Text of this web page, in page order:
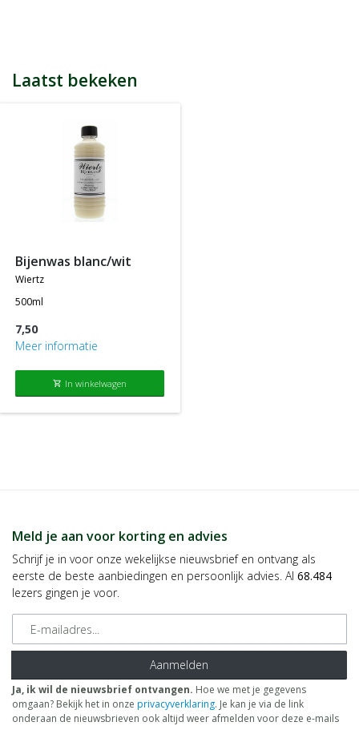
Tijdens het afrekenen zie je dan onderaan een optie om je
spaarpunten in te wisselen, 100 spaarpunten = € 5 korting, 200
In jouw accountgegevens kun je altijd jou actuele aantal
spaarpunten bekijken.
LET OP: Je ontvangt geen spaarpunten op producten die al tegen
een bepaalde actieprijs of met een bepaalde korting worden
aangeboden, m.a.w. je ontvangt alleen spaarpunten op
producten die tegen de normale of standaard verkoopprijs
Laatst bekeken
bijenwas blanc/wit
wiertz
500ml
7,50
Meer informatie
shopping_cart In winkelwagen
Meld je aan voor korting en advies
Schrijf je in voor onze wekelijkse nieuwsbrief en ontvang als
eerste de beste aanbiedingen en persoonlijk advies. Al 68.484
lezers gingen je voor.
E-mailadres
Aanmelden
Ja, ik wil de nieuwsbrief ontvangen. Hoe we met je gegevens
omgaan? Bekijk het in onze privacyverklaring. Je kan je via de link
onderaan de nieuwsbrieven ook altijd weer afmelden voor deze e-mails